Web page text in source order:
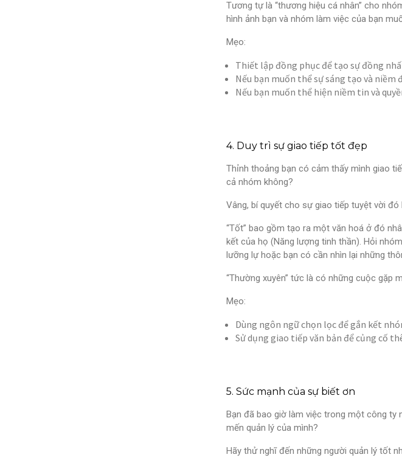
Tương tự là “thương hiệu cá nhân” cho
hình ảnh bạn và nhóm làm việc của bạn
Mẹo:
Thiết lập đồng phục để tạo sự đồng
Nếu bạn muốn thể sự sáng tạo và niềm
Nếu bạn muốn thể hiện niềm tin và
4. Duy trì sự giao tiếp tốt đẹp
Thỉnh thoảng bạn có cảm thấy mình giao
cả nhóm không?
Vâng, bí quyết cho sự giao tiếp tuyệt vời đó
“Tốt” bao gồm tạo ra một văn hoá ở đó
kết của họ (Năng lượng tinh thần). Hỏi
lưỡng lự hoặc bạn có cần nhìn lại những
“Thường xuyên” tức là có những cuộc gặp
Mẹo:
Dùng ngôn ngữ chọn lọc để gắn kết
Sử dụng giao tiếp văn bản để củng cố
5. Sức mạnh của sự biết ơn
Bạn đã bao giờ làm việc trong một công ty
mến quản lý của mình?
Hãy thử nghĩ đến những người quản lý tốt